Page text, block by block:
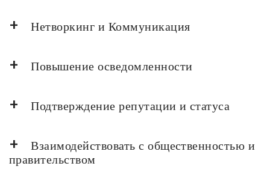
Нетворкинг и Коммуникация
Повышение осведомленности
Подтверждение репутации и статуса
Взаимодействовать с общественностью и
правительством